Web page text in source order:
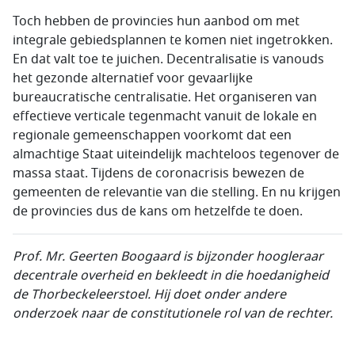
Toch hebben de provincies hun aanbod om met
integrale gebiedsplannen te komen niet ingetrokken.
En dat valt toe te juichen. Decentralisatie is vanouds
het gezonde alternatief voor gevaarlijke
bureaucratische centralisatie. Het organiseren van
effectieve verticale tegenmacht vanuit de lokale en
regionale gemeenschappen voorkomt dat een
almachtige Staat uiteindelijk machteloos tegenover de
massa staat. Tijdens de coronacrisis bewezen de
gemeenten de relevantie van die stelling. En nu krijgen
de provincies dus de kans om hetzelfde te doen.
Prof. Mr. Geerten Boogaard is bijzonder hoogleraar
decentrale overheid en bekleedt in die hoedanigheid
de Thorbeckeleerstoel. Hij doet onder andere
onderzoek naar de constitutionele rol van de rechter.